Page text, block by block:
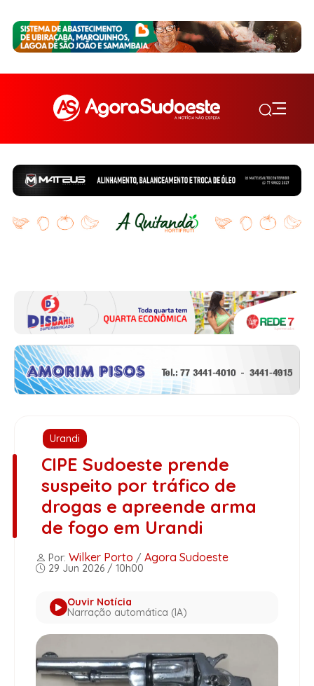
Urandi
CIPE Sudoeste prende
suspeito por tráfico de
drogas e apreende arma
de fogo em Urandi
Por: Wilker Porto / Agora Sudoeste
29 Jun 2026 / 10h00
Ouvir Notícia
Narração automática (IA)